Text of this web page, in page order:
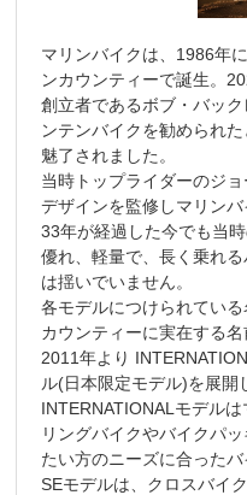
マリンバイクは、1986年
ンカウンティーで誕生。
創立者であるボブ・バッ
ンテンバイクを勧められ
魅了されました。
当時トップライダーのジ
デザインを監修しマリンバ
33年が経過した今でも当
優れ、軽量で、長く乗れ
は揺いでいません。
各モデルにつけられてい
カウンティーに実在する名
2011年より
ル(日本限定モデル)を展開
INTERNATIONALモデル
リングバイクやバイクパ
たい方のニーズに合ったバ
SEモデルは、クロスバイ